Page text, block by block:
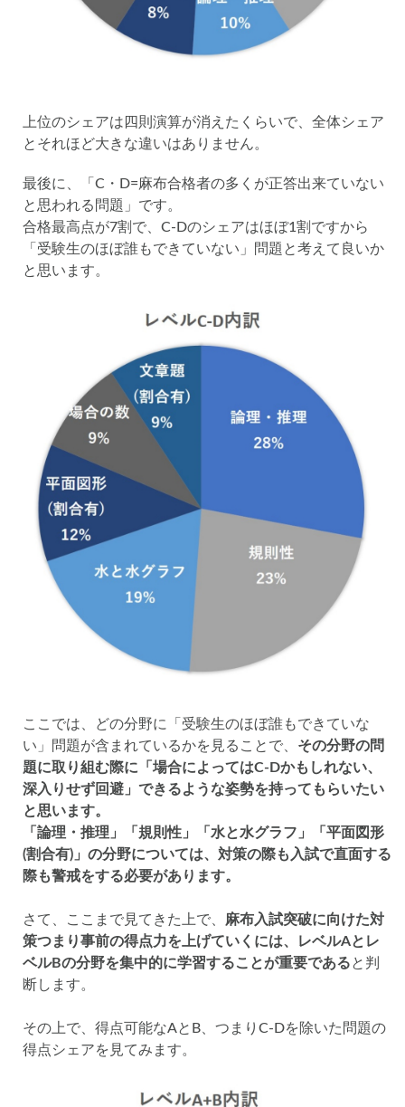
上位のシェアは四則演算が消えたくらいで、全体シェア
とそれほど大きな違いはありません。
最後に、「C・D=麻布合格者の多くが正答出来ていない
と思われる問題」です。
合格最高点が7割で、C-Dのシェアはほぼ1割ですから
「受験生のほぼ誰もできていない」問題と考えて良いか
と思います。
ここでは、どの分野に「受験生のほぼ誰もできていな
い」問題が含まれているかを見ることで、 その分野の問
題に取り組む際に「場合によってはC-Dかもしれない、
深入りせず回避」できるような姿勢を持ってもらいたい
と思います。
「論理・推理」「規則性」「水と水グラフ」「平面図形
(割合有)」の分野については、対策の際も入試で直面する
際も警戒をする必要があります。
さて、ここまで見てきた上で、 麻布入試突破に向けた対
策つまり事前の得点力を上げていくには、レベルAとレ
ベルBの分野を集中的に学習することが重要であると判
断します。
その上で、得点可能なAとB、つまりC-Dを除いた問題の
得点シェアを見てみます。